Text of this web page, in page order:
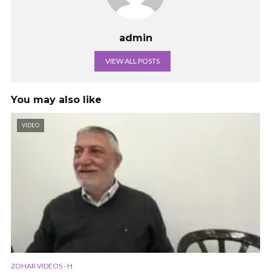
admin
VIEW ALL POSTS
You may also like
VIDEO
ZOHAR VIDEOS - H